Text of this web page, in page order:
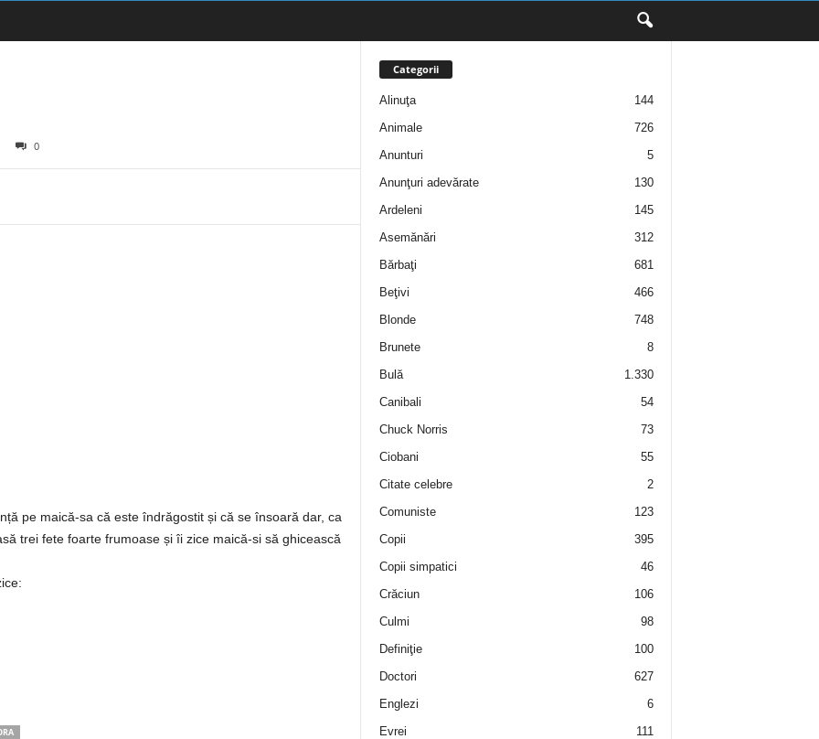
0
pe maică-sa că este îndrăgostit și că se însoară dar, ca
trei fete foarte frumoase și îi zice maică-si să ghicească
Categorii
Alinuţa
144
Animale
726
Anunturi
5
Anunţuri adevărate
130
Ardeleni
145
Asemănări
312
Bărbaţi
681
Beţivi
466
Blonde
748
Brunete
8
Bulă
1.330
Canibali
54
Chuck Norris
73
Ciobani
55
Citate celebre
2
Comuniste
123
Copii
395
Copii simpatici
46
Crăciun
106
Culmi
98
Definiţie
100
Doctori
627
Englezi
6
Evrei
111